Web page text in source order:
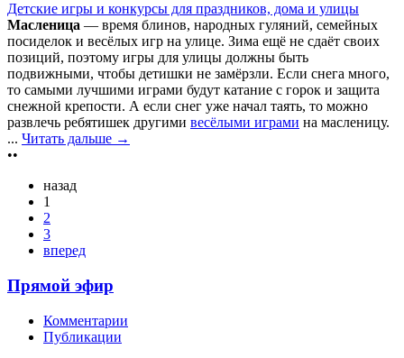
Детские игры и конкурсы для праздников, дома и улицы
Масленица — время блинов, народных гуляний, семейных
посиделок и весёлых игр на улице. Зима ещё не сдаёт своих
позиций, поэтому игры для улицы должны быть
подвижными, чтобы детишки не замёрзли. Если снега много,
то самыми лучшими играми будут катание с горок и защита
снежной крепости. А если снег уже начал таять, то можно
развлечь ребятишек другими весёлыми играми на масленицу.
... Читать дальше →
••
назад
1
2
3
вперед
Прямой эфир
Комментарии
Публикации